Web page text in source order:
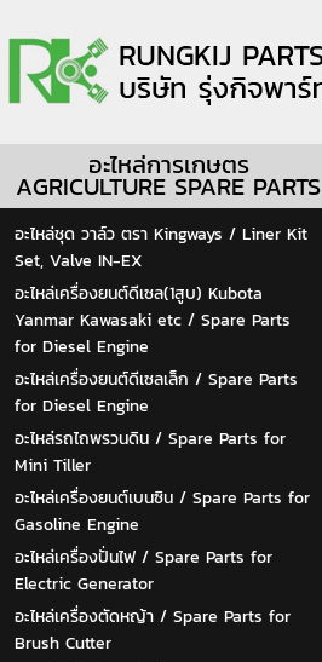
อะไหล่การเกษตร
AGRICULTURE SPARE PARTS
อะไหล่ชุด วาล์ว ตรา Kingways / Liner Kit
Set, Valve IN-EX
อะไหล่เครื่องยนต์ดีเซล(1สูบ) Kubota
Yanmar Kawasaki etc / Spare Parts
for Diesel Engine
อะไหล่เครื่องยนต์ดีเซลเล็ก / Spare Parts
for Diesel Engine
อะไหล่รถไถพรวนดิน / Spare Parts for
Mini Tiller
อะไหล่เครื่องยนต์เบนซิน / Spare Parts for
Gasoline Engine
อะไหล่เครื่องปั่นไฟ / Spare Parts for
Electric Generator
อะไหล่เครื่องตัดหญ้า / Spare Parts for
Brush Cutter